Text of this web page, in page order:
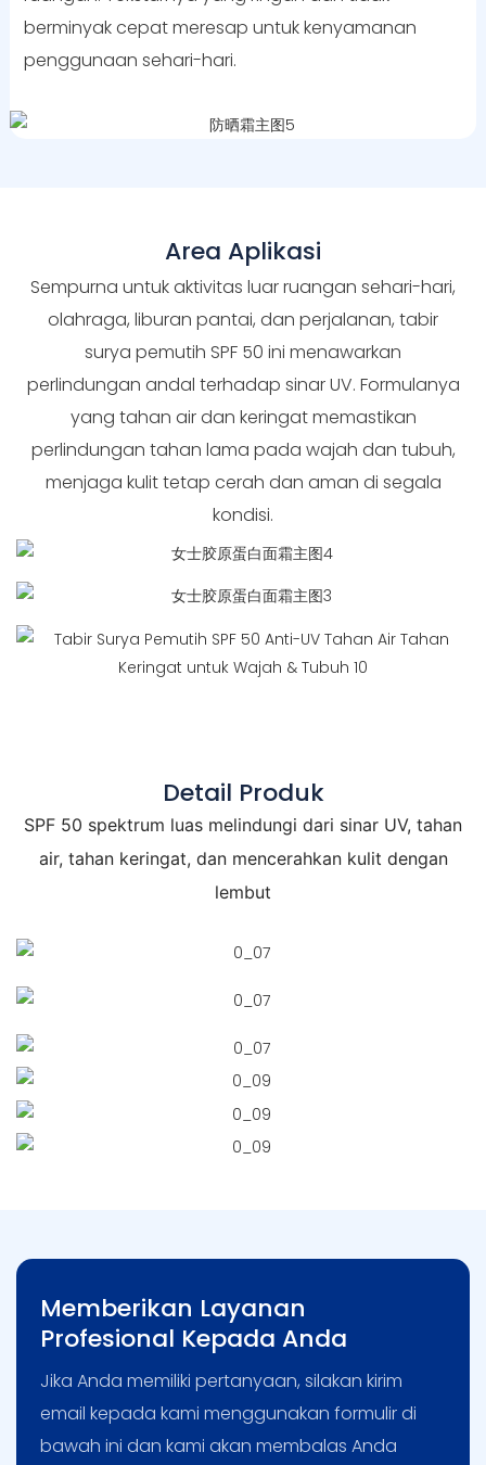
berminyak cepat meresap untuk kenyamanan
penggunaan sehari-hari.
Area Aplikasi
Sempurna untuk aktivitas luar ruangan sehari-hari,
olahraga, liburan pantai, dan perjalanan, tabir
surya pemutih SPF 50 ini menawarkan
perlindungan andal terhadap sinar UV. Formulanya
yang tahan air dan keringat memastikan
perlindungan tahan lama pada wajah dan tubuh,
menjaga kulit tetap cerah dan aman di segala
kondisi.
Detail Produk
SPF 50 spektrum luas melindungi dari sinar UV, tahan
air, tahan keringat, dan mencerahkan kulit dengan
lembut
Memberikan Layanan
Profesional Kepada Anda
Jika Anda memiliki pertanyaan, silakan kirim
email kepada kami menggunakan formulir di
bawah ini dan kami akan membalas Anda